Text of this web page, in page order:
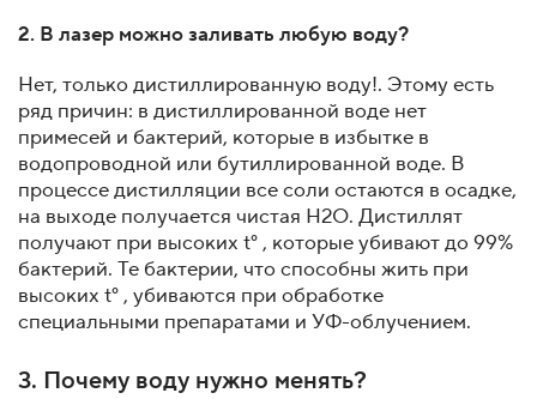
2. В лазер можно заливать любую воду?
Нет, только дистиллированную воду!. Этому есть
ряд причин: в дистиллированной воде нет
примесей и бактерий, которые в избытке в
водопроводной или бутиллированной воде. В
процессе дистилляции все соли остаются в осадке,
на выходе получается чистая Н2О. Дистиллят
получают при высоких t° , которые убивают до 99%
бактерий. Те бактерии, что способны жить при
высоких t° , убиваются при обработке
специальными препаратами и УФ-облучением.
3. Почему воду нужно менять?